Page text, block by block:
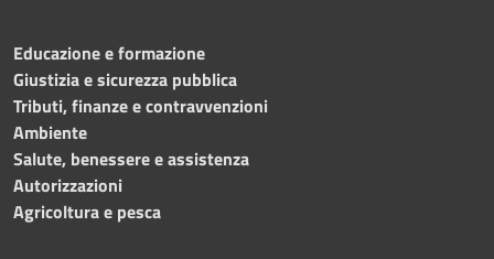
Educazione e formazione
Giustizia e sicurezza pubblica
Tributi, finanze e contravvenzioni
Ambiente
Salute, benessere e assistenza
Autorizzazioni
Agricoltura e pesca